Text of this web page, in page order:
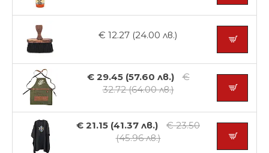
€ 12.27 (24.00 лв.)
€ 29.45 (57.60 лв.)
€
32.72 (64.00 лв.)
€ 21.15 (41.37 лв.)
€ 23.50
(45.96 лв.)